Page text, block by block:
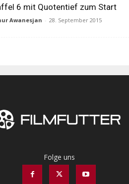
6 mit Quotentief zum Start
Awanesjan - 28. September 2015
Folge uns